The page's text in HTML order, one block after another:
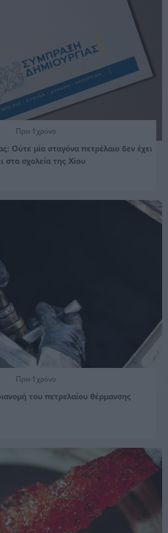
Πριν 1 χρόνο
Ούτε μία σταγόνα πετρέλαιο δεν έχει
στα σχολεία της Χίου
Πριν 1 χρόνο
του πετρελαίου θέρμανσης